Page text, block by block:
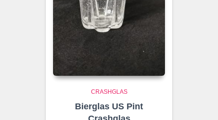
CRASHGLAS
Bierglas US Pint